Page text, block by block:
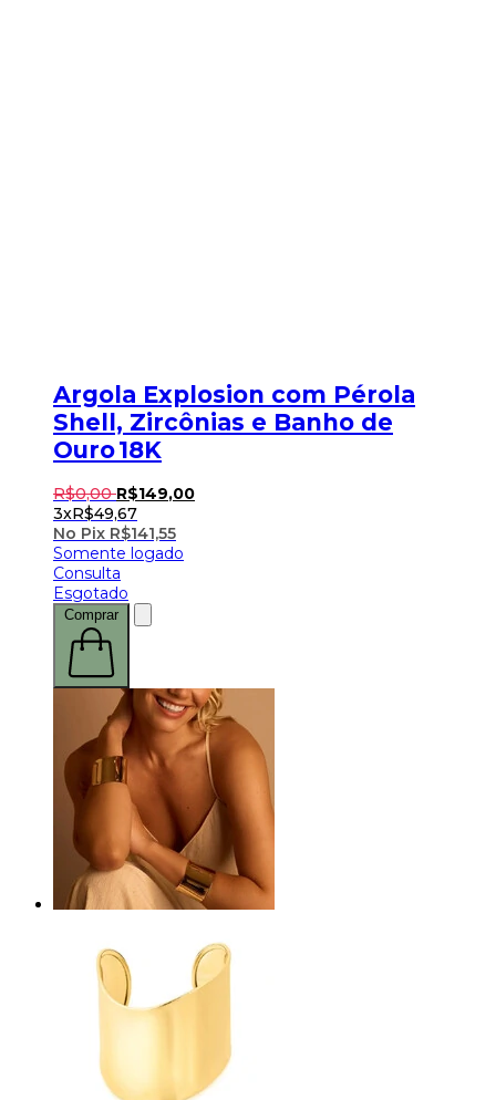
Argola Explosion com Pérola
Shell, Zircônias e Banho de
Ouro 18K
R$0,00 R$149,00
3xR$49,67
No Pix R$141,55
Somente logado
Consulta
Esgotado
Comprar